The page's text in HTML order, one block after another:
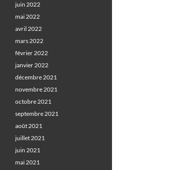
juin 2022
mai 2022
avril 2022
mars 2022
février 2022
janvier 2022
décembre 2021
novembre 2021
octobre 2021
septembre 2021
août 2021
juillet 2021
juin 2021
mai 2021